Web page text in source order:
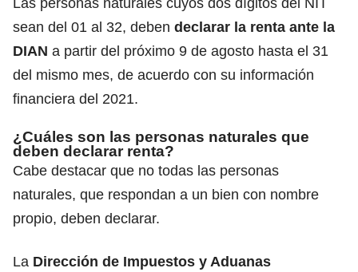
sean del 01 al 32, deben declarar la renta ante la
DIAN a partir del próximo 9 de agosto hasta el 31
del mismo mes, de acuerdo con su información
financiera del 2021.
¿Cuáles son las personas naturales que
deben declarar renta?
Cabe destacar que no todas las personas
naturales, que respondan a un bien con nombre
propio, deben declarar.
La Dirección de Impuestos y Aduanas